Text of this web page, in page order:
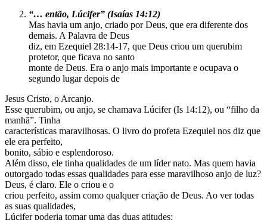
“… então, Lúcifer” (Isaías 14:12)
Mas havia um anjo, criado por Deus, que era diferente dos
demais. A Palavra de Deus
diz, em Ezequiel 28:14-17, que Deus criou um querubim
protetor, que ficava no santo
monte de Deus. Era o anjo mais importante e ocupava o
segundo lugar depois de
Jesus Cristo, o Arcanjo.
Esse querubim, ou anjo, se chamava Lúcifer (Is 14:12), ou “filho da
manhã”. Tinha
características maravilhosas. O livro do profeta Ezequiel nos diz que
ele era perfeito,
bonito, sábio e esplendoroso.
Além disso, ele tinha qualidades de um líder nato. Mas quem havia
outorgado todas essas qualidades para esse maravilhoso anjo de luz?
Deus, é claro. Ele o criou e o
criou perfeito, assim como qualquer criação de Deus. Ao ver todas
as suas qualidades,
Lúcifer poderia tomar uma das duas atitudes: